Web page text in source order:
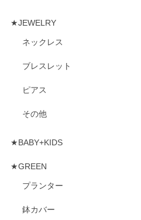
★JEWELRY
ネックレス
ブレスレット
ピアス
その他
★BABY+KIDS
★GREEN
プランター
鉢カバー